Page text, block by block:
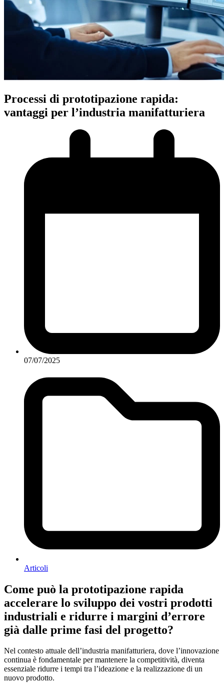
Processi di prototipazione rapida:
vantaggi per l’industria manifatturiera
07/07/2025
Articoli
Come può la prototipazione rapida
accelerare lo sviluppo dei vostri prodotti
industriali e ridurre i margini d’errore
già dalle prime fasi del progetto?
Nel contesto attuale dell’industria manifatturiera, dove l’innovazione
continua è fondamentale per mantenere la competitività, diventa
essenziale ridurre i tempi tra l’ideazione e la realizzazione di un
nuovo prodotto.